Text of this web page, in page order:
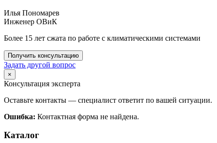
Илья Пономарев
Инженер ОВиК
Более 15 лет сжата по работе с климатическими системами
Получить консультацию
Задать другой вопрос
×
Консультация эксперта
Оставьте контакты — специалист ответит по вашей ситуации.
Ошибка: Контактная форма не найдена.
Каталог